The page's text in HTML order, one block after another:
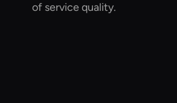
of service quality.